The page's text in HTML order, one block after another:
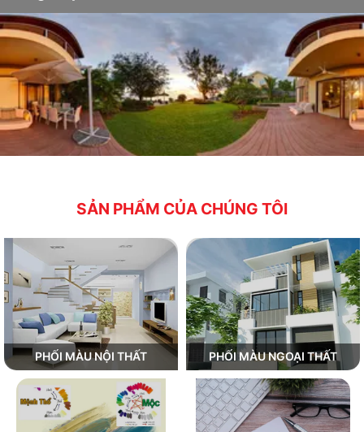
SẢN PHẨM CỦA CHÚNG TÔI
PHỐI MÀU NỘI THẤT PHỐI MÀU NGOẠI THẤT